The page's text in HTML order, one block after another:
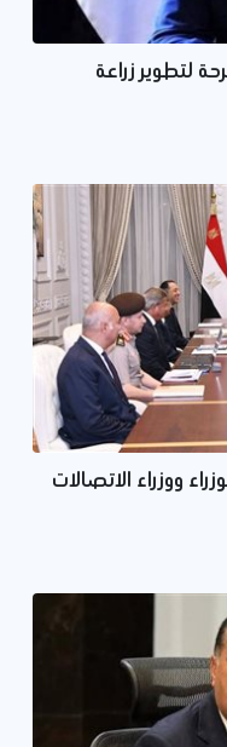
لتطوير زراعة
ووزراء الاتصالات